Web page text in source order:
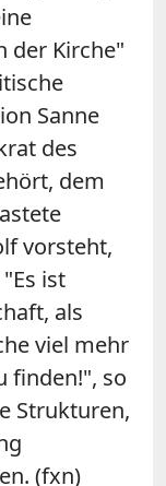
der Kirche"
Sanne
des
dem
vorsteht,
ist
als
viel mehr
finden!", so
Strukturen,
(fxn)